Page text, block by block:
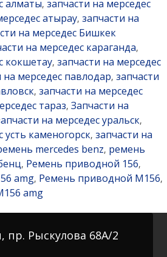
алматы, запчасти на мерседес
атырау, запчасти на
на мерседес Бишкек
на мерседес караганда,
кокшетау, запчасти на мерседес
на мерседес павлодар, запчасти
, запчасти на мерседес
тараз, Запчасти на
на мерседес уральск,
усть каменогорск, запчасти на
mercedes benz, ремень
, Ремень приводной 156,
amg, Ремень приводной M156,
amg
пр. Рыскулова 68А/2